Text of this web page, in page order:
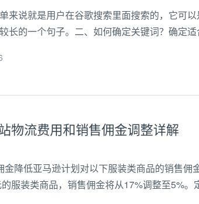
来说就是用户在谷歌搜索里面搜索的，它可
长的一个句子。二、如何确定关键词？确定
合来进行优化。2.目标...
物流费用和销售佣金调整详解
金降低亚马逊计划对以下服装类商品的销售佣
服装类商品，销售佣金将从17%调整至5%。